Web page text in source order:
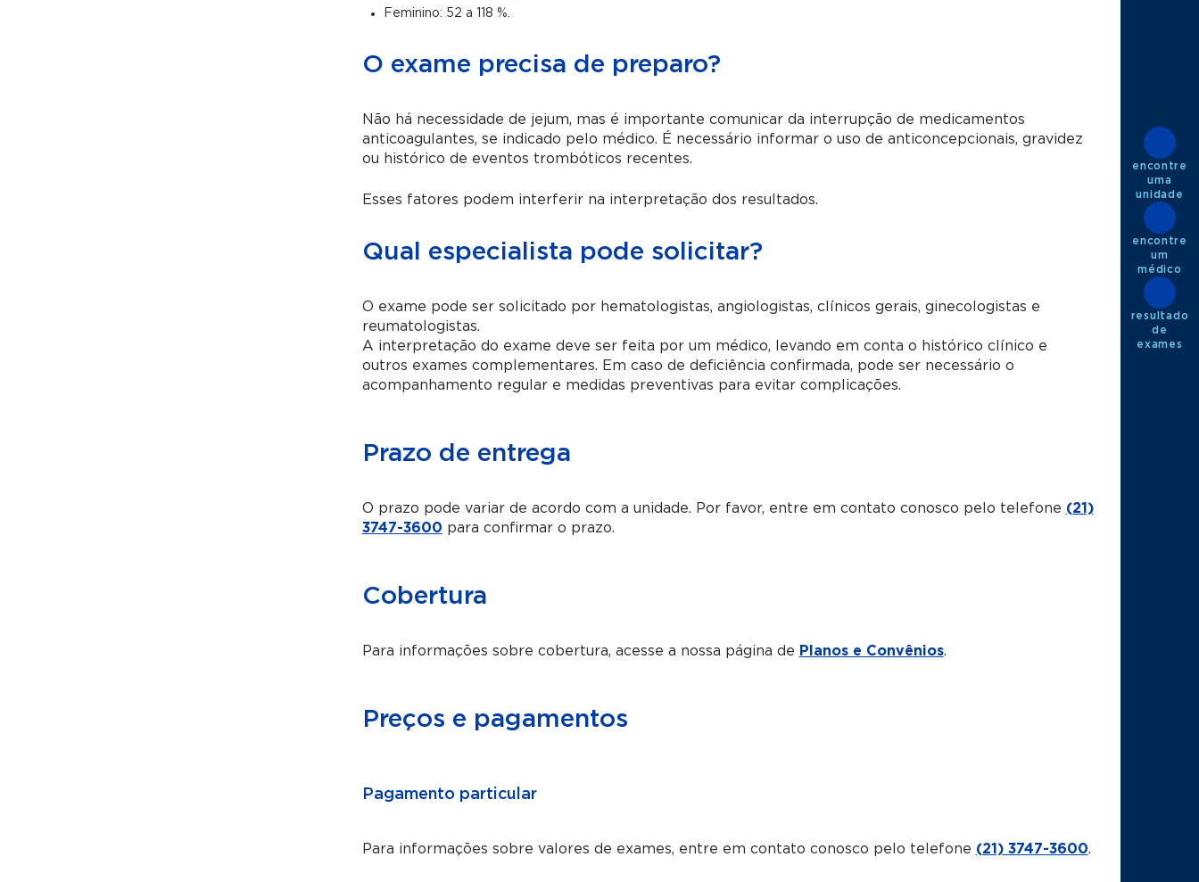
Feminino: 52 a 118 %.
O exame precisa de preparo?
Não há necessidade de jejum, mas é importante comunicar da interrupção de medicamentos
anticoagulantes, se indicado pelo médico. É necessário informar o uso de anticoncepcionais, gravidez
ou histórico de eventos trombóticos recentes.
Esses fatores podem interferir na interpretação dos resultados.
Qual especialista pode solicitar?
O exame pode ser solicitado por hematologistas, angiologistas, clínicos gerais, ginecologistas e
reumatologistas.
A interpretação do exame deve ser feita por um médico, levando em conta o histórico clínico e
outros exames complementares. Em caso de deficiência confirmada, pode ser necessário o
acompanhamento regular e medidas preventivas para evitar complicações.
Prazo de entrega
O prazo pode variar de acordo com a unidade. Por favor, entre em contato conosco pelo telefone (21)
3747-3600 para confirmar o prazo.
Cobertura
Para informações sobre cobertura, acesse a nossa página de Planos e Convênios.
Preços e pagamentos
Pagamento particular
Para informações sobre valores de exames, entre em contato conosco pelo telefone (21) 3747-3600.
encontre
uma
unidade
encontre
um
médico
resultado
de
exames